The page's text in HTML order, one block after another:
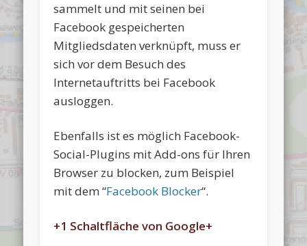
sammelt und mit seinen bei
Facebook gespeicherten
Mitgliedsdaten verknüpft, muss er
sich vor dem Besuch des
Internetauftritts bei Facebook
ausloggen.
Ebenfalls ist es möglich Facebook-
Social-Plugins mit Add-ons für Ihren
Browser zu blocken, zum Beispiel
mit dem “Facebook Blocker“.
+1 Schaltfläche von Google+